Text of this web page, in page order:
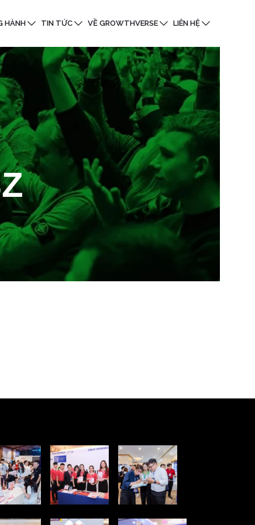
HÀNH TIN TỨC VỀ GROWTHVERSE LIÊN HỆ